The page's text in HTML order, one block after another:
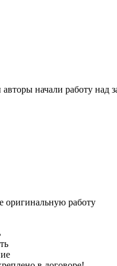
начали работу над
оригинальную работу